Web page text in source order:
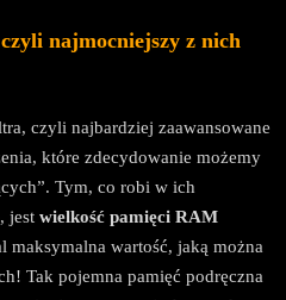
najmocniejszy z nich
czyli najbardziej zaawansowane
które zdecydowanie możemy
Tym, co robi w ich
jest wielkość pamięci RAM
maksymalna wartość, jaką można
Tak pojemna pamięć podręczna